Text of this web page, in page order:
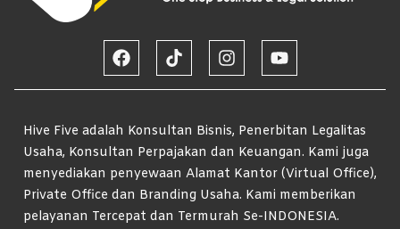
Hive Five adalah Konsultan Bisnis, Penerbitan Legalitas
Usaha, Konsultan Perpajakan dan Keuangan. Kami juga
menyediakan penyewaan Alamat Kantor (Virtual Office),
Private Office dan Branding Usaha. Kami memberikan
pelayanan Tercepat dan Termurah Se-INDONESIA.